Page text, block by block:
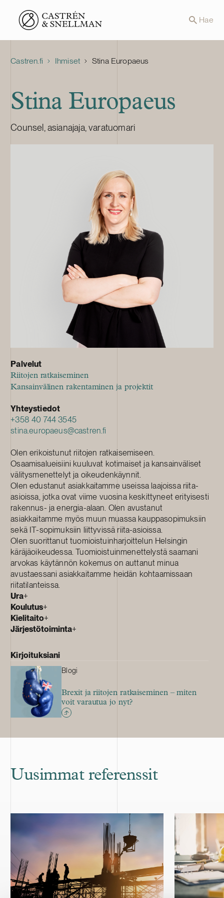
Front page Hae
Castren.fi Ihmiset Stina Europaeus
Stina Europaeus
Counsel, asianajaja, varatuomari
Palvelut
Riitojen ratkaiseminen
Kansainvälinen rakentaminen ja projektit
Yhteystiedot
+358 40 744 3545
stina.europaeus@castren.fi
Olen erikoistunut riitojen ratkaisemiseen.
Osaamisalueisiini kuuluvat kotimaiset ja kansainväliset
välitysmenettelyt ja oikeudenkäynnit.
Olen edustanut asiakkaitamme useissa laajoissa riita-
asioissa, jotka ovat viime vuosina keskittyneet erityisesti
rakennus- ja energia-alaan. Olen avustanut
asiakkaitamme myös muun muassa kauppasopimuksiin
sekä IT-sopimuksiin liittyvissä riita-asioissa.
Olen suorittanut tuomioistuinharjoittelun Helsingin
käräjäoikeudessa. Tuomioistuinmenettelystä saamani
arvokas käytännön kokemus on auttanut minua
avustaessani asiakkaitamme heidän kohtaamissaan
riitatilanteissa.
Ura+
Koulutus+
Kielitaito+
Järjestötoiminta+
Kirjoituksiani
Blogi
Brexit ja riitojen ratkaiseminen – miten
voit varautua jo nyt?
Uusimmat referenssit